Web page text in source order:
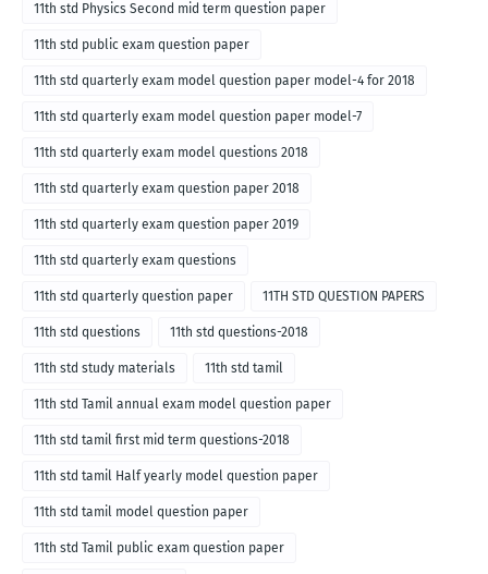
11th std Physics Second mid term question paper
11th std public exam question paper
11th std quarterly exam model question paper model-4 for 2018
11th std quarterly exam model question paper model-7
11th std quarterly exam model questions 2018
11th std quarterly exam question paper 2018
11th std quarterly exam question paper 2019
11th std quarterly exam questions
11th std quarterly question paper 11TH STD QUESTION PAPERS
11th std questions 11th std questions-2018
11th std study materials 11th std tamil
11th std Tamil annual exam model question paper
11th std tamil first mid term questions-2018
11th std tamil Half yearly model question paper
11th std tamil model question paper
11th std Tamil public exam question paper